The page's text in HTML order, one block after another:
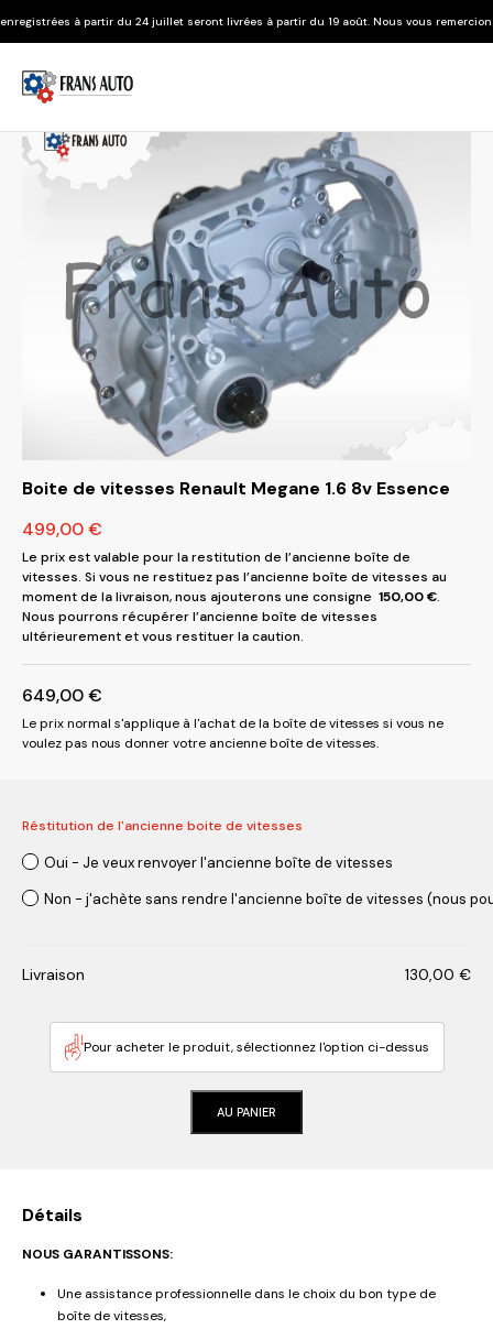
24 juillet seront livrées à partir du 19 août. Nous vous remercions de votre
Boite de vitesses Renault Megane 1.6 8v Essence
499,00€
Le prix est valable pour la restitution de l’ancienne boîte de
vitesses. Si vous ne restituez pas l’ancienne boîte de vitesses au
moment de la livraison, nous ajouterons une consigne 150,00€.
Nous pourrons récupérer l’ancienne boîte de vitesses
ultérieurement et vous restituer la caution.
649,00€
Le prix normal s'applique à l'achat de la boîte de vitesses si vous ne
voulez pas nous donner votre ancienne boîte de vitesses.
Réstitution de l'ancienne boite de vitesses
Oui - Je veux renvoyer l'ancienne boîte de vitesses
Non - j'achète sans rendre l'ancienne boîte de vitesses (nous
Livraison 130,00 €
Pour acheter le produit, sélectionnez l'option ci-dessus
AU PANIER
Détails
NOUS GARANTISSONS:
Une assistance professionnelle dans le choix du bon type de
boîte de vitesses,